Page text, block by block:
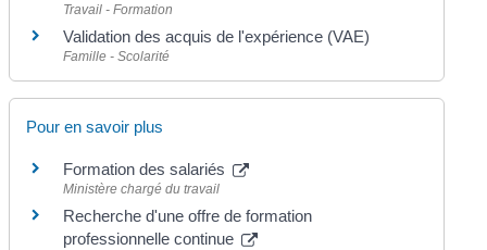
Travail - Formation
Validation des acquis de l'expérience (VAE)
Famille - Scolarité
Pour en savoir plus
Formation des salariés
Ministère chargé du travail
Recherche d'une offre de formation
professionnelle continue